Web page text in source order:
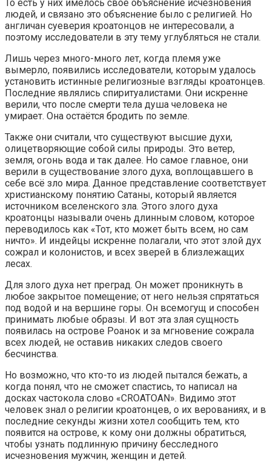
То есть у них имелось своё объяснение исчезновения
людей, и связано это объяснение было с религией. Но
англичан суеверия кроатонцов не интересовали, а
поэтому исследователи в эту тему углубляться не стали.
Лишь через много-много лет, когда племя уже
вымерло, появились исследователи, которым удалось
установить истинные религиозные взгляды кроатонцев.
Последние являлись спиритуалистами. Они искренне
верили, что после смерти тела душа человека не
умирает. Она остаётся бродить по земле.
Также они считали, что существуют высшие духи,
олицетворяющие собой силы природы. Это ветер,
земля, огонь вода и так далее. Но самое главное, они
верили в существование злого духа, воплощавшего в
себе всё зло мира. Данное представление соответствует
христианскому понятию Сатаны, который является
источником вселенского зла. Этого злого духа
кроатонцы называли очень длинным словом, которое
переводилось как «Тот, кто может быть всем, но сам
ничто». И индейцы искренне полагали, что этот злой дух
сожрал и колонистов, и всех зверей в близлежащих
лесах.
Для злого духа нет преград. Он может проникнуть в
любое закрытое помещение; от него нельзя спрятаться
под водой и на вершине горы. Он всемогущ и способен
принимать любые образы. И вот эта злая сущность
появилась на острове Роанок и за мгновение сожрала
всех людей, не оставив никаких следов своего
бесчинства.
Но возможно, что кто-то из людей пытался бежать, а
когда понял, что не сможет спастись, то написал на
досках частокола слово «CROATOAN». Видимо этот
человек знал о религии кроатонцев, о их верованиях, и в
последние секунды жизни хотел сообщить тем, кто
появится на острове, к кому они должны обратиться,
чтобы узнать подлинную причину бесследного
исчезновения мужчин, женщин и детей.